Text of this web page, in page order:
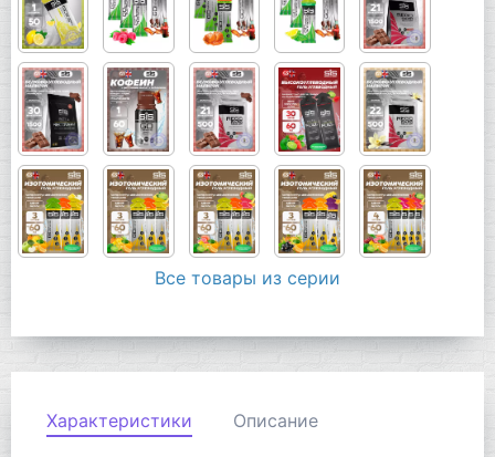
Все товары из серии
Характеристики Описание